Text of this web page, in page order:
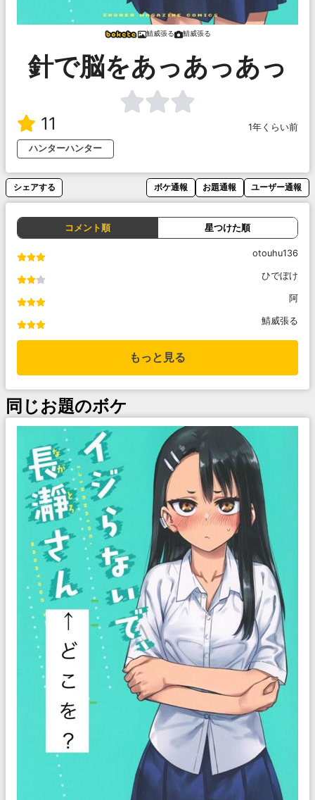
鯖威張る 鯖威張る
針で脳をあっあっあっ
11
1年くらい前
ハンターハンター
シェアする ボケ通報 お題通報 ユーザー通報
コメント順 星つけた順
otouhu136
ひでぼけ
阿
鯖威張る
もっと見る
同じお題のボケ